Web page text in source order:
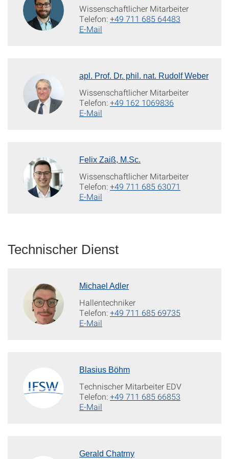
Wissenschaftlicher Mitarbeiter
Telefon:+49 711 685 64483
E-Mail
apl. Prof. Dr. phil. nat. Rudolf Weber
Wissenschaftlicher Mitarbeiter
Telefon:+49 162 1069836
E-Mail
Felix Zaiß, M.Sc.
Wissenschaftlicher Mitarbeiter
Telefon:+49 711 685 63071
E-Mail
Technischer Dienst
Michael Adler
Hallentechniker
Telefon:+49 711 685 69735
E-Mail
Blasius Böhm
Technischer Mitarbeiter EDV
Telefon:+49 711 685 66853
E-Mail
Gerald Chatrny